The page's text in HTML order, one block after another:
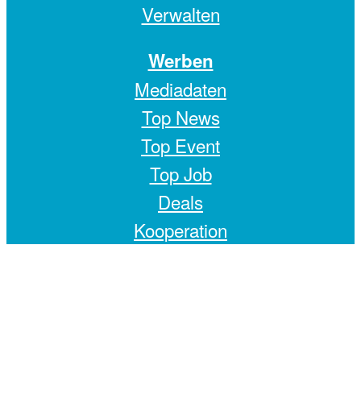
Verwalten
Werben
Mediadaten
Top News
Top Event
Top Job
Deals
Kooperation